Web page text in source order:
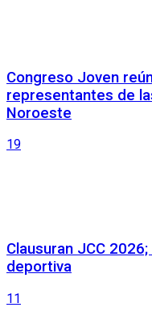
Congreso Joven
representantes de
Noroeste
19
Clausuran JCC
deportiva
11